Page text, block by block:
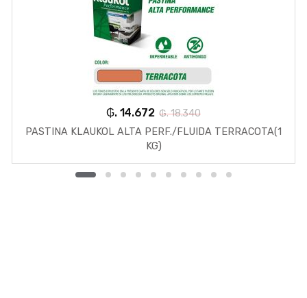
₲. 14.672 ₲. 18.340
PASTINA KLAUKOL ALTA PERF./FLUIDA TERRACOTA(1
KG)